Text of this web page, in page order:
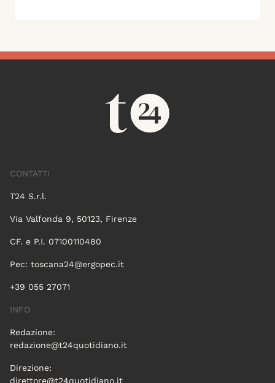
CONTATTI
T24 S.r.l.
Via Valfonda 9, 50123, Firenze
CF. e P.I. 07100110480
Pec: toscana24@ergopec.it
+39 055 27071
INFO
Redazione:
redazione@t24quotidiano.it
Direzione:
direttore@t24quotidiano.it